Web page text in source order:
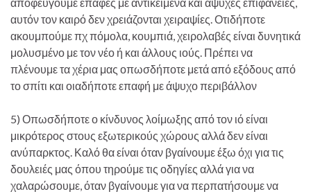
αυτόν τον καιρό δεν χρειάζονται χειραψίες. Οτιδήποτε
ακουμπούμε πχ πόμολα, κουμπιά, χειρολαβές είναι δυνητικά
μολυσμένο με τον νέο ή και άλλους ιούς. Πρέπει να
πλένουμε τα χέρια μας οπωσδήποτε μετά από εξόδους από
το σπίτι και οιαδήποτε επαφή με άψυχο περιβάλλον
5) Οπωσδήποτε ο κίνδυνος λοίμωξης από τον ιό είναι
μικρότερος στους εξωτερικούς χώρους αλλά δεν είναι
ανύπαρκτος. Καλό θα είναι όταν βγαίνουμε έξω όχι για τις
δουλειές μας όπου τηρούμε τις οδηγίες αλλά για να
χαλαρώσουμε, όταν βγαίνουμε για να περπατήσουμε να